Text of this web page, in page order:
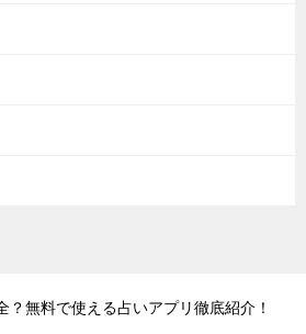
？無料で使える占いアプリ徹底紹介！